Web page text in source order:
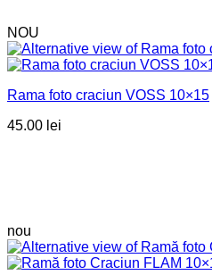
NOU
Rama foto craciun VOSS 10×15
45.00 lei
nou